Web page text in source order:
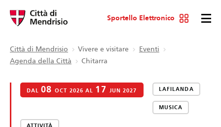
Sportello Elettronico
Città di Mendrisio Vivere e visitare
Eventi
Agenda della Città
Chitarra
DAL08 OCT 2026 AL 17 JUN 2027 LAFILANDA
MUSICA